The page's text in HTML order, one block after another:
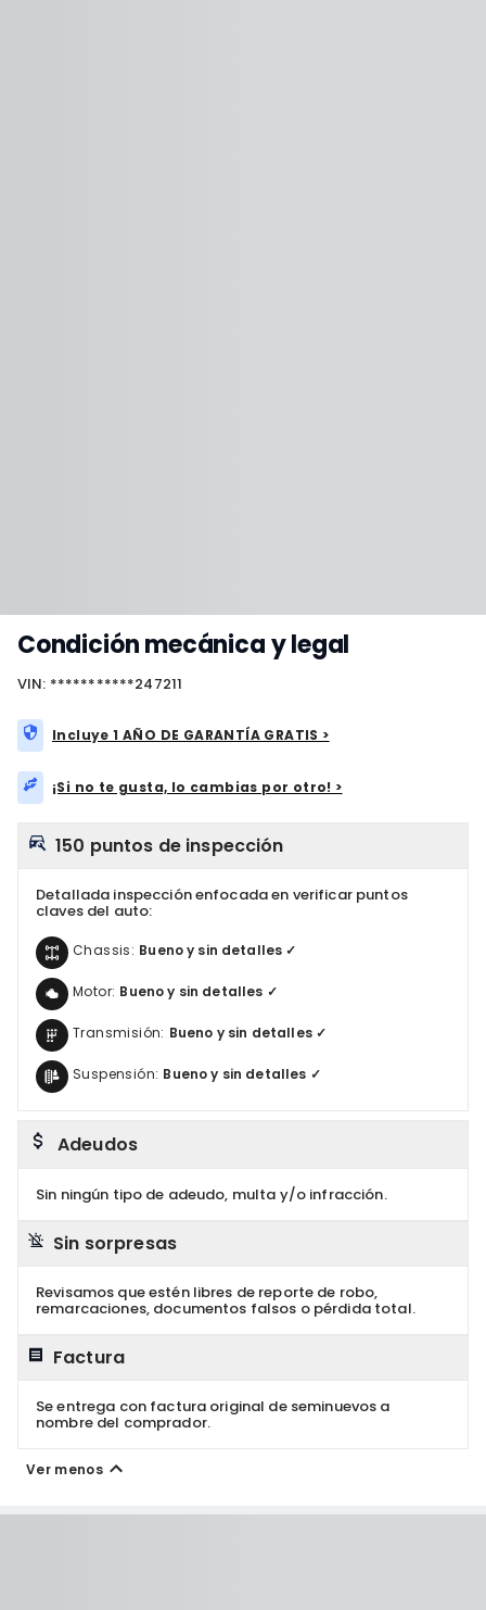
Condición mecánica y legal
VIN: ***********247211
Incluye 1 AÑO DE GARANTÍA GRATIS >
¡Si no te gusta, lo cambias por otro! >
150 puntos de inspección
Detallada inspección enfocada en verificar puntos
claves del auto:
Chassis: Bueno y sin detalles ✓
Motor: Bueno y sin detalles ✓
Transmisión: Bueno y sin detalles ✓
Suspensión: Bueno y sin detalles ✓
Adeudos
Sin ningún tipo de adeudo, multa y/o infracción.
Sin sorpresas
Revisamos que estén libres de reporte de robo,
remarcaciones, documentos falsos o pérdida total.
Factura
Se entrega con factura original de seminuevos a
nombre del comprador.
Ver menos